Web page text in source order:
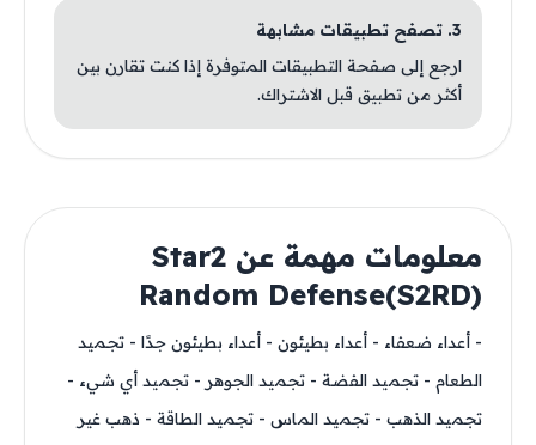
3. تصفح تطبيقات مشابهة
ارجع إلى صفحة التطبيقات المتوفرة إذا كنت تقارن بين
أكثر من تطبيق قبل الاشتراك.
معلومات مهمة عن Star2
Random Defense(S2RD)
- أعداء ضعفاء - أعداء بطيئون - أعداء بطيئون جدًا - تجميد
الطعام - تجميد الفضة - تجميد الجوهر - تجميد أي شيء -
تجميد الذهب - تجميد الماس - تجميد الطاقة - ذهب غير